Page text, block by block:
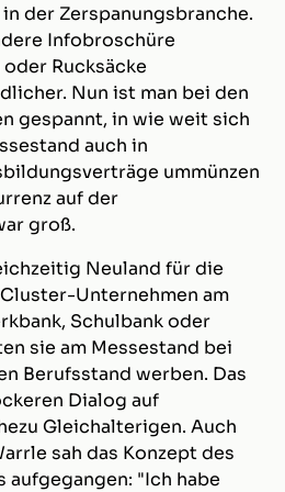
der Zerspanungsbranche.
Infobroschüre
Rucksäcke
Nun ist man bei den
gespannt, in wie weit sich
auch in
ummünzen
auf der
groß.
Neuland für die
Unternehmen am
Schulbank oder
sie am Messestand bei
Berufsstand werben. Das
Dialog auf
Gleichalterigen. Auch
sah das Konzept des
"Ich habe